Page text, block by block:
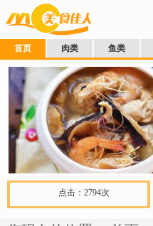
首页 肉类 鱼类
点击：2794次